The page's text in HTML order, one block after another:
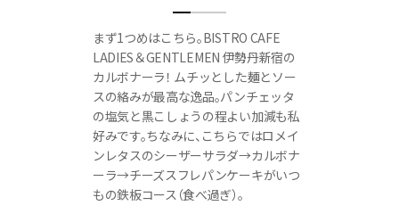
まず1つめはこちら。BISTRO CAFE
LADIES＆GENTLEMEN 伊勢丹新宿の
カルボナーラ！ ムチッとした麺とソー
スの絡みが最高な逸品。パンチェッタ
の塩気と黒こしょうの程よい加減も私
好みです。ちなみに、こちらではロメイ
ンレタスのシーザーサラダ→カルボナ
ーラ→チーズスフレパンケーキがいつ
もの鉄板コース（食べ過ぎ）。